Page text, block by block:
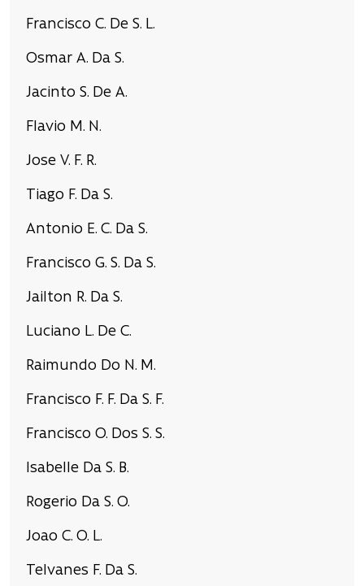
Francisco C. De S. L.
Osmar A. Da S.
Jacinto S. De A.
Flavio M. N.
Jose V. F. R.
Tiago F. Da S.
Antonio E. C. Da S.
Francisco G. S. Da S.
Jailton R. Da S.
Luciano L. De C.
Raimundo Do N. M.
Francisco F. F. Da S. F.
Francisco O. Dos S. S.
Isabelle Da S. B.
Rogerio Da S. O.
Joao C. O. L.
Telvanes F. Da S.